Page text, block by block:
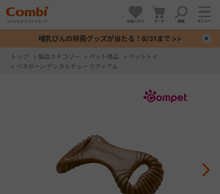
お気に入り カート 検索 メニュー
哺乳びんの除菌グッズが当たる！8/31まで >>
トップ > 製品カテゴリー > ペット用品 > ペットトイ
> ベネボーン デンタルチュー ミディアム